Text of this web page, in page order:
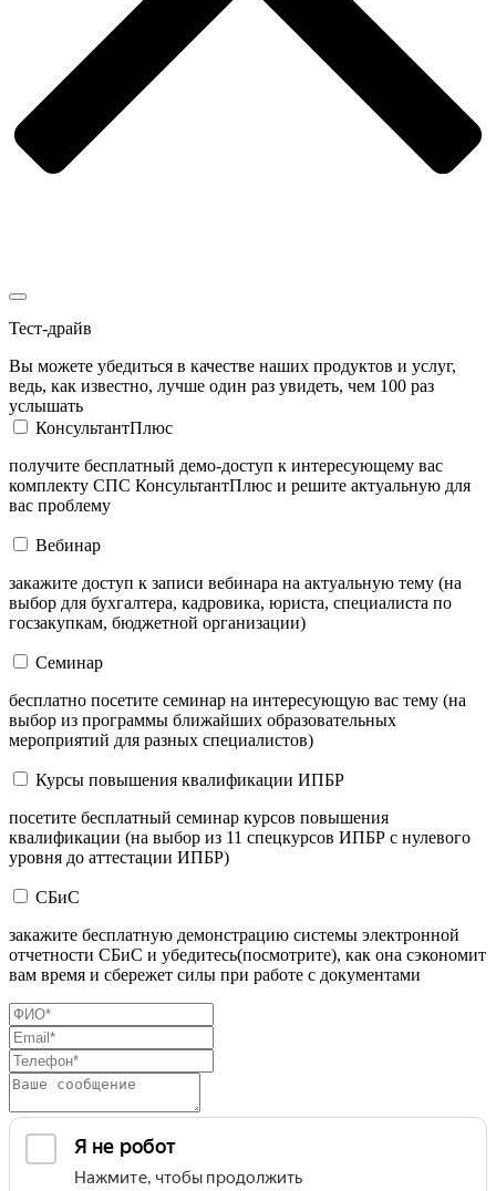
Тест-драйв
Вы можете убедиться в качестве наших продуктов и услуг,
ведь, как известно, лучше один раз увидеть, чем 100 раз
услышать
КонсультантПлюс
получите бесплатный демо-доступ к интересующему вас
комплекту СПС КонсультантПлюс и решите актуальную для
вас проблему
Вебинар
закажите доступ к записи вебинара на актуальную тему (на
выбор для бухгалтера, кадровика, юриста, специалиста по
госзакупкам, бюджетной организации)
Семинар
бесплатно посетите семинар на интересующую вас тему (на
выбор из программы ближайших образовательных
мероприятий для разных специалистов)
Курсы повышения квалификации ИПБР
посетите бесплатный семинар курсов повышения
квалификации (на выбор из 11 спецкурсов ИПБР с нулевого
уровня до аттестации ИПБР)
СБиС
закажите бесплатную демонстрацию системы электронной
отчетности СБиС и убедитесь(посмотрите), как она сэкономит
вам время и сбережет силы при работе с документами